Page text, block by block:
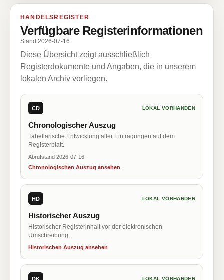
HANDELSREGISTER
Verfügbare Registerinformationen
Stand 2026-07-16
Diese Übersicht zeigt ausschließlich
Registerdokumente und Angaben, die in unserem
lokalen Archiv vorliegen.
CD LOKAL VORHANDEN
Chronologischer Auszug
Tabellarische Entwicklung aller Eintragungen auf dem
Registerblatt.
Abrufstand 2026-07-16
Chronologischen Auszug ansehen
HD LOKAL VORHANDEN
Historischer Auszug
Historischer Registerinhalt vor der elektronischen
Umschreibung.
Historischen Auszug ansehen
DK LOKAL VORHANDEN